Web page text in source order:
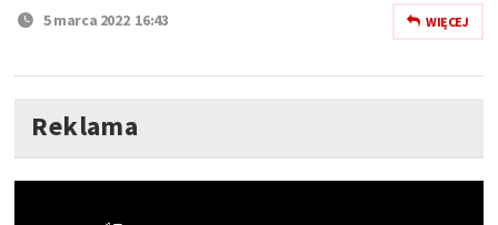
5 marca 2022 16:43 WIĘCEJ
Reklama